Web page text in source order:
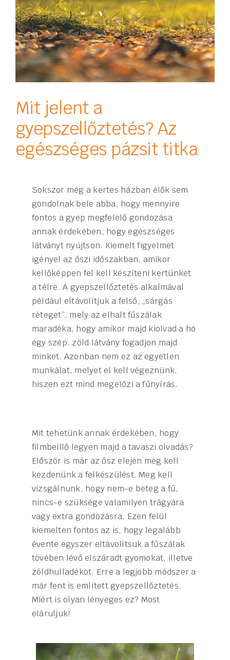
Mit jelent a
gyepszellőztetés? Az
egészséges pázsit titka
Sokszor még a kertes házban élők sem
gondolnak bele abba, hogy mennyire
fontos a gyep megfelelő gondozása
annak érdekében, hogy egészséges
látványt nyújtson. Kiemelt figyelmet
igényel az őszi időszakban, amikor
kellőképpen fel kell készíteni kertünket
a télre. A gyepszellőztetés alkalmával
például eltávolítjuk a felső, „sárgás
réteget”, mely az elhalt fűszálak
maradéka, hogy amikor majd kiolvad a hó
egy szép. zöld látvány fogadjon majd
minket. Azonban nem ez az egyetlen
munkálat, melyet el kell végeznünk,
hiszen ezt mind megelőzi a fűnyírás.
Mit tehetünk annak érdekében, hogy
filmbeillő legyen majd a tavaszi olvadás?
Először is már az ősz elején meg kell
kezdenünk a felkészülést. Meg kell
vizsgálnunk, hogy nem-e beteg a fű,
nincs-e szüksége valamilyen trágyára
vagy extra gondozásra. Ezen felül
kiemelten fontos az is, hogy legalább
évente egyszer eltávolítsuk a fűszálak
tövében lévő elszáradt gyomokat, illetve
zöldhulladékot. Erre a legjobb módszer a
már fent is említett gyepszellőztetés.
Miért is olyan lényeges ez? Most
eláruljuk!